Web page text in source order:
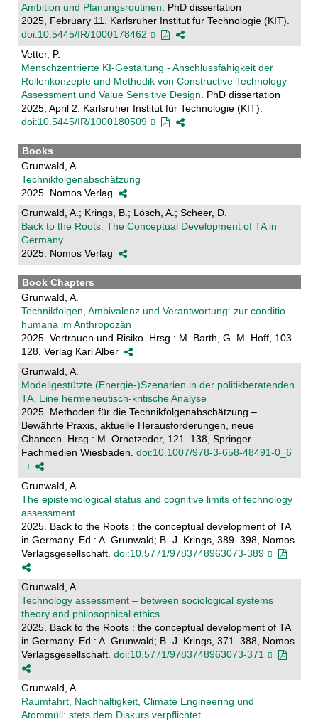
Ambition und Planungsroutinen . PhD dissertation
2025, February 11. Karlsruher Institut für Technologie (KIT).
doi:10.5445/IR/1000178462
Vetter, P.
Menschzentrierte KI-Gestaltung - Anschlussfähigkeit der
Rollenkonzepte und Methodik von Constructive Technology
Assessment und Value Sensitive Design . PhD dissertation
2025, April 2. Karlsruher Institut für Technologie (KIT).
doi:10.5445/IR/1000180509
Books
Grunwald, A.
Technikfolgenabschätzung
2025. Nomos Verlag
Grunwald, A.; Krings, B.; Lösch, A.; Scheer, D.
Back to the Roots. The Conceptual Development of TA in
Germany
2025. Nomos Verlag
Book Chapters
Grunwald, A.
Technikfolgen, Ambivalenz und Verantwortung: zur conditio
humana im Anthropozän
2025. Vertrauen und Risiko. Hrsg.: M. Barth, G. M. Hoff, 103–
128, Verlag Karl Alber
Grunwald, A.
Modellgestützte (Energie-)Szenarien in der politikberatenden
TA. Eine hermeneutisch-kritische Analyse
2025. Methoden für die Technikfolgenabschätzung –
Bewährte Praxis, aktuelle Herausforderungen, neue
Chancen. Hrsg.: M. Ornetzeder, 121–138, Springer
Fachmedien Wiesbaden. doi:10.1007/978-3-658-48491-0_6
Grunwald, A.
The epistemological status and cognitive limits of technology
assessment
2025. Back to the Roots : the conceptual development of TA
in Germany. Ed.: A. Grunwald; B.-J. Krings, 389–398, Nomos
Verlagsgesellschaft. doi:10.5771/9783748963073-389
Grunwald, A.
Technology assessment – between sociological systems
theory and philosophical ethics
2025. Back to the Roots : the conceptual development of TA
in Germany. Ed.: A. Grunwald; B.-J. Krings, 371–388, Nomos
Verlagsgesellschaft. doi:10.5771/9783748963073-371
Grunwald, A.
Raumfahrt, Nachhaltigkeit, Climate Engineering und
Atommüll: stets dem Diskurs verpflichtet